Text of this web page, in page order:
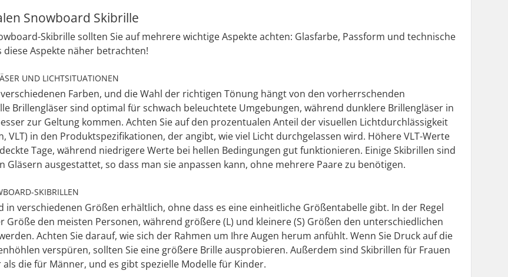
Snowboard Skibrille
Skibrille sollten Sie auf mehrere wichtige Aspekte achten: Glasfarbe, Passform und technische
diese Aspekte näher betrachten!
UND LICHTSITUATIONEN
Farben, und die Wahl der richtigen Tönung hängt von den vorherrschenden
Brillengläser sind optimal für schwach beleuchtete Umgebungen, während dunklere Brillengläser in
zur Geltung kommen. Achten Sie auf den prozentualen Anteil der visuellen Lichtdurchlässigkeit
VLT) in den Produktspezifikationen, der angibt, wie viel Licht durchgelassen wird. Höhere VLT-Werte
Tage, während niedrigere Werte bei hellen Bedingungen gut funktionieren. Einige Skibrillen sind
Gläsern ausgestattet, so dass man sie anpassen kann, ohne mehrere Paare zu benötigen.
SKIBRILLEN
in verschiedenen Größen erhältlich, ohne dass es eine einheitliche Größentabelle gibt. In der Regel
Größe den meisten Personen, während größere (L) und kleinere (S) Größen den unterschiedlichen
Achten Sie darauf, wie sich der Rahmen um Ihre Augen herum anfühlt. Wenn Sie Druck auf die
verspüren, sollten Sie eine größere Brille ausprobieren. Außerdem sind Skibrillen für Frauen
als die für Männer, und es gibt spezielle Modelle für Kinder.